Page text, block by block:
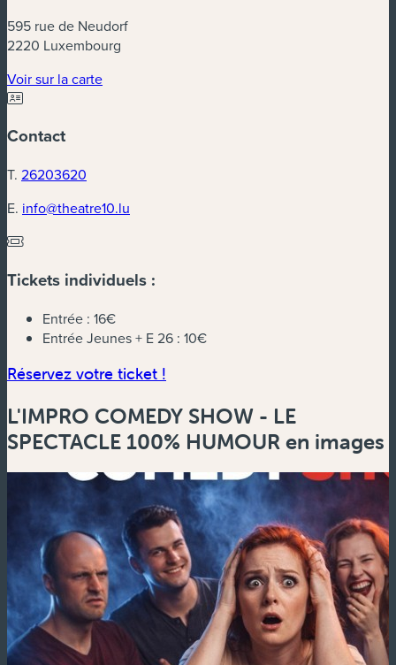
595 rue de Neudorf
2220 Luxembourg
Voir sur la carte(nouvelle fenêtre)
Contact
T. 26203620
E. info@theatre10.lu
Tickets individuels :
Entrée : 16€
Entrée Jeunes + E 26 : 10€
Réservez votre ticket !
L'IMPRO COMEDY SHOW - LE
SPECTACLE 100% HUMOUR en images